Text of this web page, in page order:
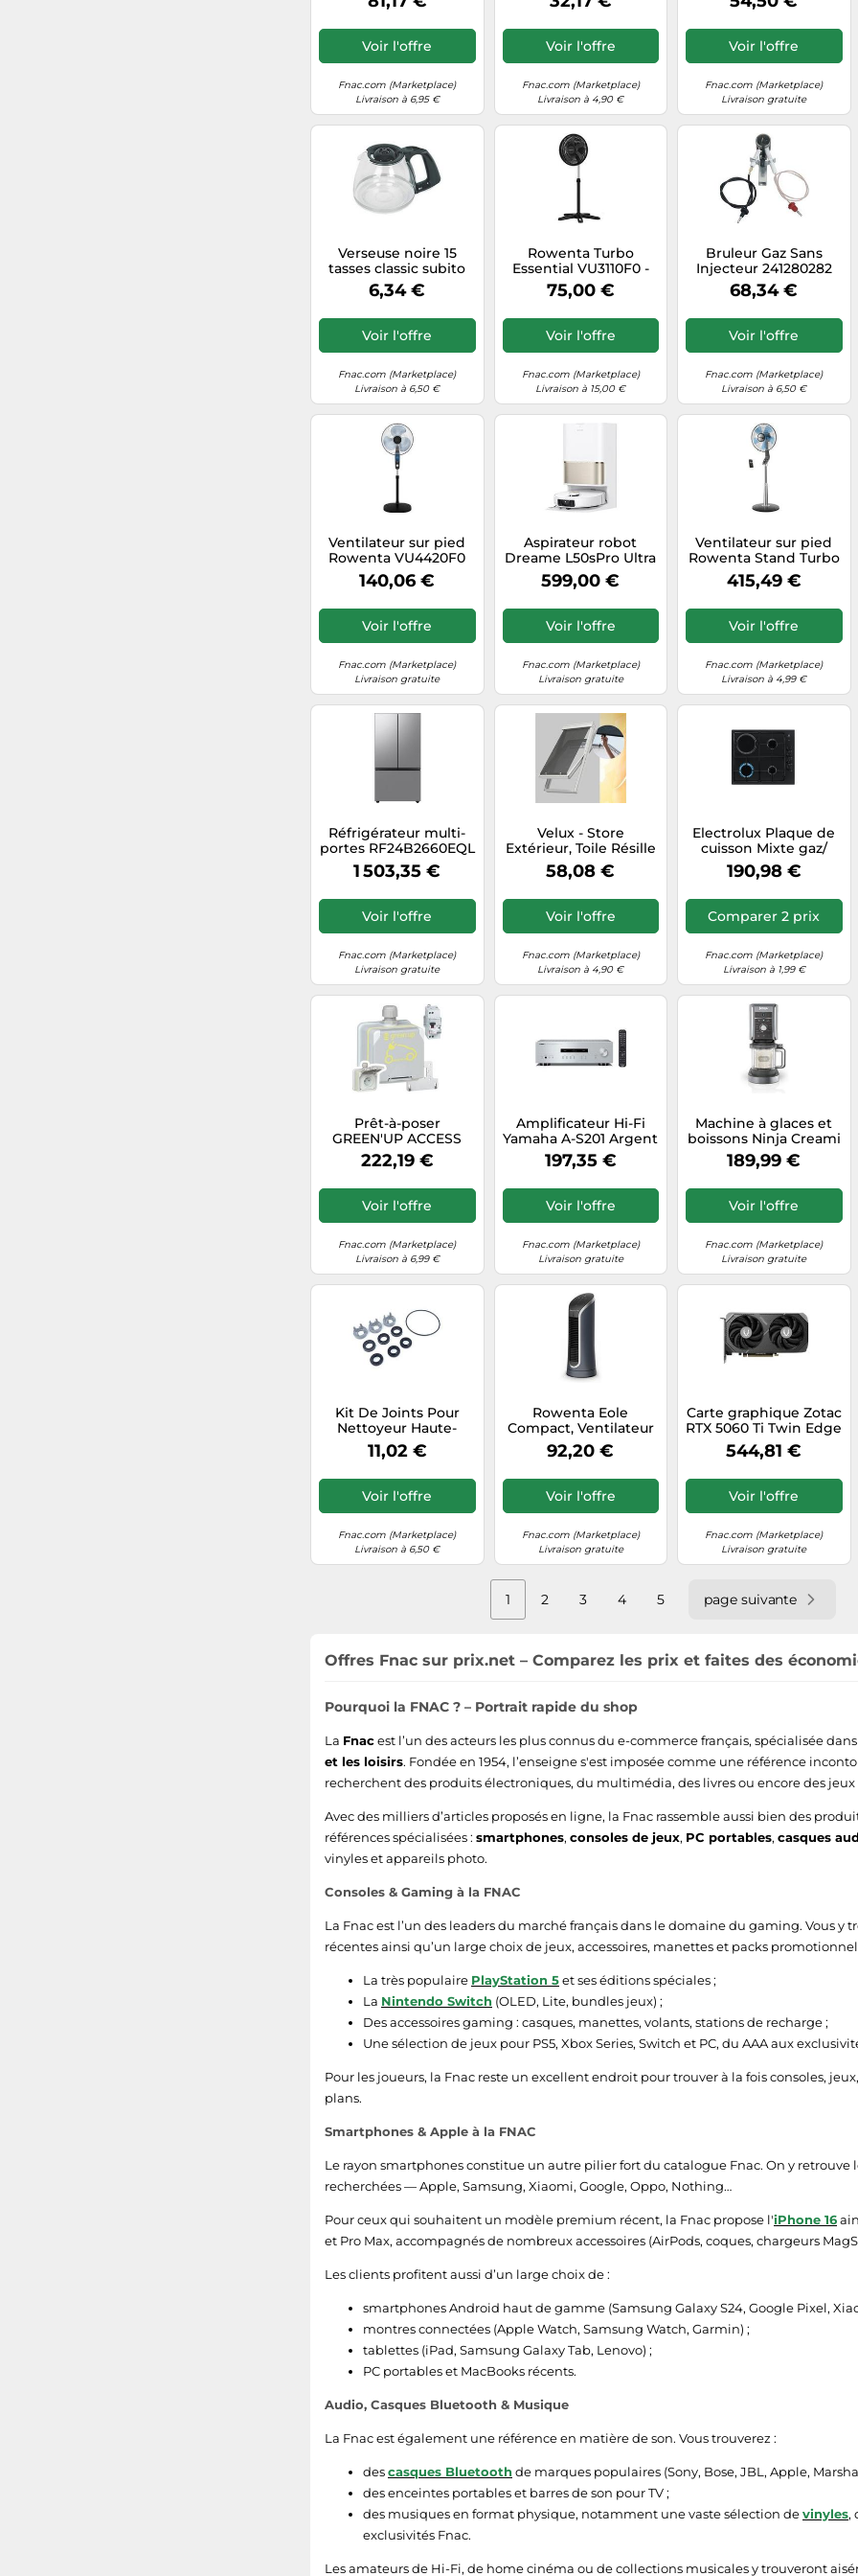
Voir l'offre
Fnac.com (Marketplace)
Livraison à 6,95 €
Roof Window by
Voir l'offre
Fnac.com (Marketplace)
Livraison à 4,90 €
Eligible à Instant Ink
Voir l'offre
Fnac.com (Marketplace)
Livraison gratuite
Verseuse noire 15
tasses classic subito
pour cafetière
moulinex G
6,34 €
Voir l'offre
Fnac.com (Marketplace)
Livraison à 6,50 €
Rowenta Turbo
Essential VU3110F0 -
Ventilateur - pose au
sol - 40 cm - noir Noir
G
75,00 €
Voir l'offre
Fnac.com (Marketplace)
Livraison à 15,00 €
Bruleur Gaz Sans
Injecteur 241280282
Pour réfrigérateur G
68,34 €
Voir l'offre
Fnac.com (Marketplace)
Livraison à 6,50 €
Ventilateur sur pied
Rowenta VU4420F0
Essential+ anti-
moustique 60 W Noir
140,06 €
Voir l'offre
Fnac.com (Marketplace)
Livraison gratuite
Aspirateur robot
Dreame L50sPro Ultra
White Blanc
599,00 €
Voir l'offre
Fnac.com (Marketplace)
Livraison gratuite
Ventilateur sur pied
Rowenta Stand Turbo
Silence 16 VU5670F0
70W Gris Gris G
415,49 €
Voir l'offre
Fnac.com (Marketplace)
Livraison à 4,99 €
Réfrigérateur multi-
portes RF24B2660EQL
674 L Inox anti-trace
Inox G
1 503,35 €
Voir l'offre
Fnac.com (Marketplace)
Livraison gratuite
Velux - Store
Extérieur, Toile Résille
Gris Anthracite - 55x---
cm Gris G
58,08 €
Voir l'offre
Fnac.com (Marketplace)
Livraison à 4,90 €
Electrolux Plaque de
cuisson Mixte gaz/
électrique Mixed 60
cm
190,98 €
Comparer 2 prix
Fnac.com (Marketplace)
Livraison à 1,99 €
Prêt-à-poser
GREEN'UP ACCESS
pour véhicule
électrique - LEGRAND
222,19 €
Voir l'offre
Fnac.com (Marketplace)
Livraison à 6,99 €
Amplificateur Hi-Fi
Yamaha A-S201 Argent
Argent E
197,35 €
Voir l'offre
Fnac.com (Marketplace)
Livraison gratuite
Machine à glaces et
boissons Ninja Creami
Deluxe NC502EU
NOIR-GRIS H
189,99 €
Voir l'offre
Fnac.com (Marketplace)
Livraison gratuite
Kit De Joints Pour
Nettoyeur Haute-
pression Karcher -
41008320 G
11,02 €
Voir l'offre
Fnac.com (Marketplace)
Livraison à 6,50 €
Rowenta Eole
Compact, Ventilateur
colonne,
Rafraîchissement
Gris
92,20 €
Voir l'offre
Fnac.com (Marketplace)
Livraison gratuite
Carte graphique Zotac
RTX 5060 Ti Twin Edge
8 Go GDDR7 sorties
HDMI et DisplayPort
544,81 €
Voir l'offre
Fnac.com (Marketplace)
Livraison gratuite
1 2 3 4 5 page suivante
Offres Fnac sur prix.net – Comparez les prix et faites des
Pourquoi la FNAC ? – Portrait rapide du shop
La Fnacest l’un des acteurs les plus connus du e-commerce français, spécialisée
et les loisirs. Fondée en 1954, l’enseigne s'est imposée comme une référence
recherchent des produits électroniques, du multimédia, des livres ou encore des jeux
Avec des milliers d’articles proposés en ligne, la Fnac rassemble aussi bien des
références spécialisées : smartphones, consoles de jeux, PC portables, casques
vinyles et appareils photo.
Consoles & Gaming à la FNAC
La Fnac est l’un des leaders du marché français dans le domaine du gaming. Vous y
récentes ainsi qu’un large choix de jeux, accessoires, manettes et packs
La très populaire PlayStation 5et ses éditions spéciales ;
La Nintendo Switch (OLED, Lite, bundles jeux) ;
Des accessoires gaming : casques, manettes, volants, stations de recharge ;
Une sélection de jeux pour PS5, Xbox Series, Switch et PC, du AAA aux
Pour les joueurs, la Fnac reste un excellent endroit pour trouver à la fois consoles,
plans.
Smartphones & Apple à la FNAC
Le rayon smartphones constitue un autre pilier fort du catalogue Fnac. On y retrouve
recherchées — Apple, Samsung, Xiaomi, Google, Oppo, Nothing…
Pour ceux qui souhaitent un modèle premium récent, la Fnac propose l'iPhone 16
et Pro Max, accompagnés de nombreux accessoires (AirPods, coques, chargeurs
Les clients profitent aussi d’un large choix de :
smartphones Android haut de gamme (Samsung Galaxy S24, Google Pixel,
montres connectées (Apple Watch, Samsung Watch, Garmin) ;
tablettes (iPad, Samsung Galaxy Tab, Lenovo) ;
PC portables et MacBooks récents.
Audio, Casques Bluetooth & Musique
La Fnac est également une référence en matière de son. Vous trouverez :
descasques Bluetooth de marques populaires (Sony, Bose, JBL, Apple,
des enceintes portables et barres de son pour TV ;
des musiques en format physique, notamment une vaste sélection devinyles,
exclusivités Fnac.
Les amateurs de Hi-Fi, de home cinéma ou de collections musicales y trouveront